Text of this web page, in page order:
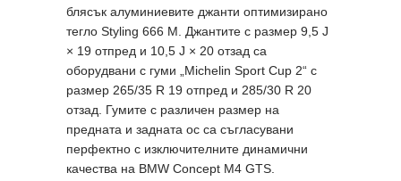
блясък алуминиевите джанти оптимизирано
тегло Styling 666 M. Джантите с размер 9,5 J
× 19 отпред и 10,5 J × 20 отзад са
оборудвани с гуми „Michelin Sport Cup 2“ с
размер 265/35 R 19 отпред и 285/30 R 20
отзад. Гумите с различен размер на
предната и задната ос са съгласувани
перфектно с изключителните динамични
качества на BMW Concept M4 GTS.